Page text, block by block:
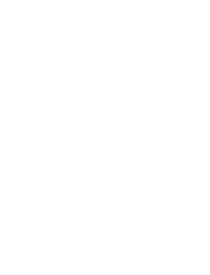
léger ! Alors n'attendez
clair pour animaux peut